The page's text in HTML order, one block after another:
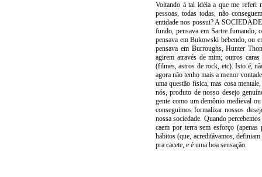
Voltando à tal idéia a que me referi
pessoas, todas todas, não
entidade nos possui? A
fundo, pensava em Sartre fumando,
pensava em Bukowski bebendo, ou
pensava em Burroughs, Hunter
agirem através de mim; outros
(filmes, astros de rock, etc). Isto é,
agora não tenho mais a menor
uma questão física, mas cosa
nós, produto de nosso desejo
gente como um demônio medieval
conseguimos formalizar nossos
nossa sociedade. Quando
caem por terra sem esforço
hábitos (que, acreditávamos,
pra cacete, e é uma boa sensação.